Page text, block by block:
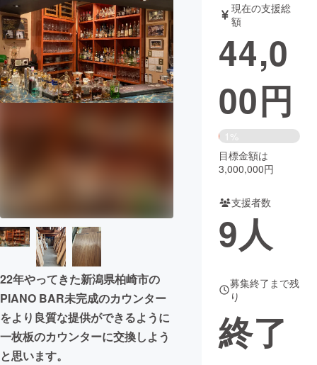
テクノロジー・ガジェット
映像・映画 書籍・雑誌
ビジネス・起業 チャレンジ
CAMPFIRE Creation
コミュニティ
22年やってきた新潟県柏崎市の
PIANO BAR未完成のカウンター
をより良質な提供ができるように
一枚板のカウンターに交換しよう
と思います。
現在の支援総
額
44,0
00円
1%
目標金額は
3,000,000円
支援者数
9人
募集終了まで残
り
終了